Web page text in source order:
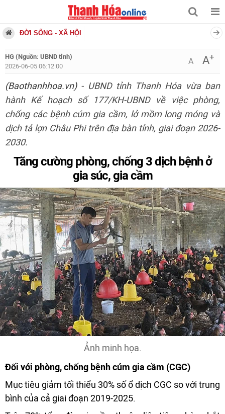
ĐỜI SỐNG - XÃ HỘI
HG (Nguồn: UBND tỉnh)
2026-06-05 06:12:00
A A+
(Baothanhhoa.vn)- UBND tỉnh Thanh Hóa vừa ban
hành Kế hoạch số 177/KH-UBND về việc phòng,
chống các bệnh cúm gia cầm, lở mồm long móng và
dịch tả lợn Châu Phi trên địa bàn tỉnh, giai đoạn 2026-
2030.
Tăng cường phòng, chống 3 dịch bệnh ở
gia súc, gia cầm
Ảnh minh họa.
Đối với phòng, chống bệnh cúm gia cầm (CGC)
Mục tiêu giảm tối thiểu 30% số ổ dịch CGC so với trung
bình của cả giai đoạn 2019-2025.